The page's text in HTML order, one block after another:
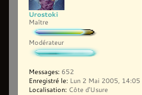
Urostoki
Maître
Modérateur
Messages: 652
Enregistré le: Lun 2 Mai 2005, 14:05
Localisation: Côte d'Usure